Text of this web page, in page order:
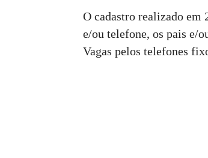
O cadastro realizado em
e/ou telefone, os pais e/
Vagas pelos telefones